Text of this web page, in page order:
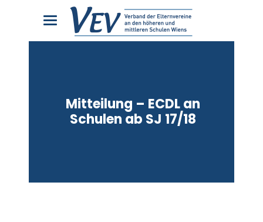
Mitteilung – ECDL an
Schulen ab SJ 17/18